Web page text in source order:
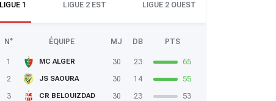
LIGUE 1 LIGUE 2 EST LIGUE 2 OUEST
N° ÉQUIPE MJ DB PTS
1 MC ALGER 30 23
65
2
JS SAOURA 30 14
55
3
CR BELOUIZDAD 30 23
53